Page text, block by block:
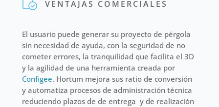
VENTAJAS COMERCIALES
El usuario puede generar su proyecto de pérgola
sin necesidad de ayuda, con la seguridad de no
cometer errores, la tranquilidad que facilita el 3D
y la agilidad de una herramienta creada por
Configee. Hortum mejora sus ratio de conversión
y automatiza procesos de administración técnica
reduciendo plazos de de entrega y de realización